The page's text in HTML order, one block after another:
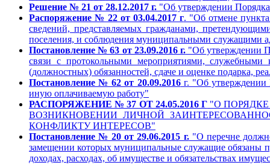
Решение № 21 от 28.12.2017 г. "Об утверждении
Распоряжение № 22 от 03.04.2017 г. "Об отмене
сведений, представляемых гражданами,
поселения, и соблюдения муниципальными служащими
Постановление № 63 от 23.09.2016 г."Об утверждении
связи с протокольными мероприятиями,
(должностных) обязанностей, сдаче и оценке подарка,
Постановление № 62 от 20.09.2016г. "Об утверждении
иную оплачиваемую работу"
РАСПОРЯЖЕНИЕ № 37 ОТ 24.05.2016 Г"О
ВОЗНИКНОВЕНИИ ЛИЧНОЙ
КОНФЛИКТУ ИНТЕРЕСОВ"
Постановление № 20 от 29.06.2015 г."О перечне
замещении которых муниципальные служащие обязаны
доходах, расходах, об имуществе и обязательствах